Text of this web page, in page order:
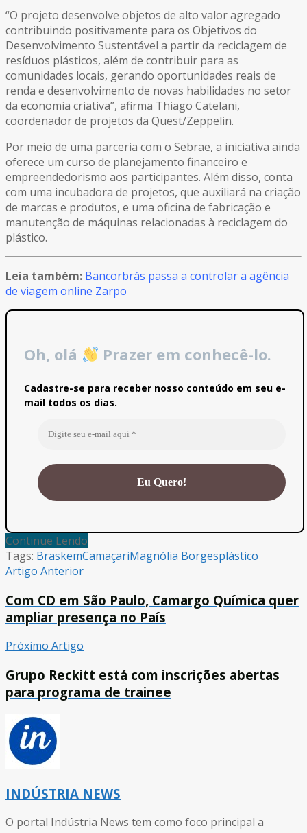
“O projeto desenvolve objetos de alto valor agregado
contribuindo positivamente para os Objetivos do
Desenvolvimento Sustentável a partir da reciclagem de
resíduos plásticos, além de contribuir para as
comunidades locais, gerando oportunidades reais de
renda e desenvolvimento de novas habilidades no setor
da economia criativa”, afirma Thiago Catelani,
coordenador de projetos da Quest/Zeppelin.
Por meio de uma parceria com o Sebrae, a iniciativa ainda
oferece um curso de planejamento financeiro e
empreendedorismo aos participantes. Além disso, conta
com uma incubadora de projetos, que auxiliará na criação
de marcas e produtos, e uma oficina de fabricação e
manutenção de máquinas relacionadas à reciclagem do
plástico.
Leia também: Bancorbrás passa a controlar a agência
de viagem online Zarpo
Oh, olá Prazer em conhecê-lo.
Cadastre-se para receber nosso conteúdo em seu e-
mail todos os dias.
Continue Lendo
Tags: BraskemCamaçariMagnólia Borgesplástico
Artigo Anterior
Com CD em São Paulo, Camargo Química quer
ampliar presença no País
Próximo Artigo
Grupo Reckitt está com inscrições abertas
para programa de trainee
INDÚSTRIA NEWS
O portal Indústria News tem como foco principal a